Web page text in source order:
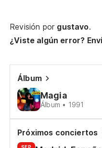
Revisión por gustavo.
¿Viste algún error?
Álbum
Magia
Álbum • 1991
Próximos conciertos